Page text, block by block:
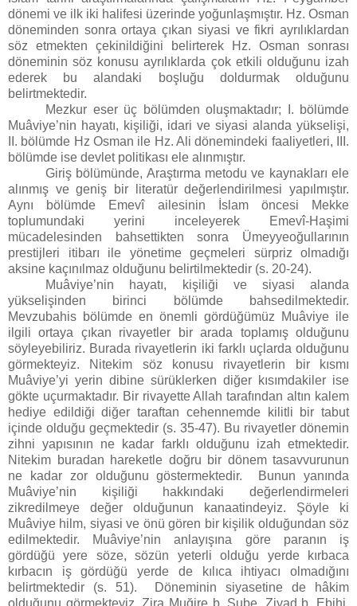
dönemi ve ilk iki halifesi üzerinde yoğunlaşmıştır. Hz. Osman
döneminden sonra ortaya çıkan siyasi ve fikri ayrılıklardan
söz etmekten çekinildiğini belirterek Hz. Osman sonrası
döneminin söz konusu ayrılıklarda çok etkili olduğunu izah
ederek bu alandaki boşluğu doldurmak olduğunu
belirtmektedir.
Mezkur eser üç bölümden oluşmaktadır; I. bölümde
Muâviye’nin hayatı, kişiliği, idari ve siyasi alanda yükselişi,
II. bölümde Hz Osman ile Hz. Ali dönemindeki faaliyetleri, III.
bölümde ise devlet politikası ele alınmıştır.
Giriş bölümünde, Araştırma metodu ve kaynakları ele
alınmış ve geniş bir literatür değerlendirilmesi yapılmıştır.
Aynı bölümde Emevî ailesinin İslam öncesi Mekke
toplumundaki yerini inceleyerek Emevî-Haşimi
mücadelesinden bahsettikten sonra Ümeyyeoğullarının
prestijleri itibarı ile yönetime geçmeleri sürpriz olmadığı
aksine kaçınılmaz olduğunu belirtilmektedir (s. 20-24).
Muâviye’nin hayatı, kişiliği ve siyasi alanda
yükselişinden birinci bölümde bahsedilmektedir.
Mevzubahis bölümde en önemli gördüğümüz Muâviye ile
ilgili ortaya çıkan rivayetler bir arada toplamış olduğunu
söyleyebiliriz. Burada rivayetlerin iki farklı uçlarda olduğunu
görmekteyiz. Nitekim söz konusu rivayetlerin bir kısmı
Muâviye’yi yerin dibine sürüklerken diğer kısımdakiler ise
gökte uçurmaktadır. Bir rivayette Allah tarafından altın kalem
hediye edildiği diğer taraftan cehennemde kilitli bir tabut
içinde olduğu geçmektedir (s. 35-47). Bu rivayetler dönemin
zihni yapısının ne kadar farklı olduğunu izah etmektedir.
Nitekim buradan hareketle doğru bir dönem tasavvurunun
ne kadar zor olduğunu göstermektedir.
Bunun yanında
Muâviye’nin kişiliği hakkındaki değerlendirmeleri
zikredilmeye değer olduğunun kanaatindeyiz. Şöyle ki
Muâviye hilm, siyasi ve önü gören bir kişilik olduğundan söz
edilmektedir. Muâviye’nin anlayışına göre paranın iş
gördüğü yere söze, sözün yeterli olduğu yerde kırbaca
kırbacın iş gördüğü yerde de kılıca ihtiyacı olmadığını
belirtmektedir (s. 51).
Döneminin siyasetine de hâkim
olduğunu görmekteyiz. Zira Muğire b. Şube, Ziyad b. Ebihi,